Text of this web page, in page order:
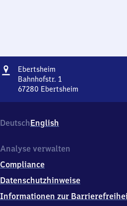
Adresse
Ebertsheim
Bahnhofstr. 1
67280 Ebertsheim
1,
6
2
0
Ebertsheim
DeutschEnglish
Analyse verwalten
Compliance
Datenschutzhinweise
Informationen zur